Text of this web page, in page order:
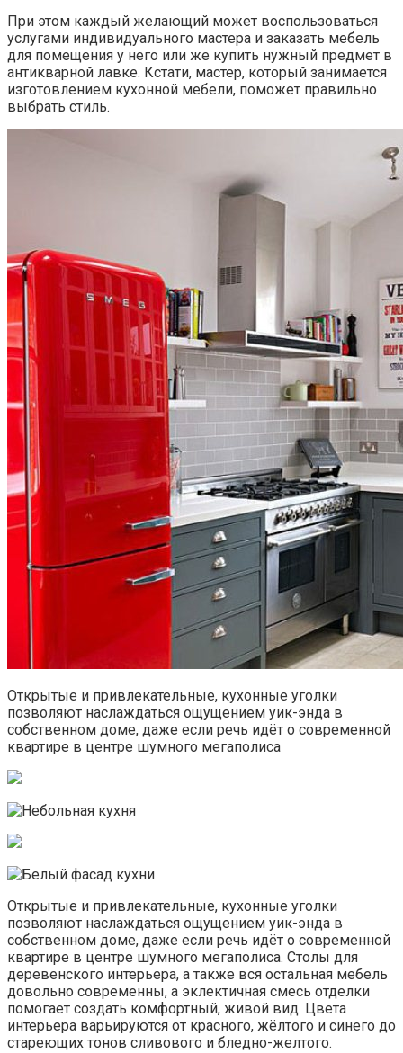
При этом каждый желающий может воспользоваться
услугами индивидуального мастера и заказать мебель
для помещения у него или же купить нужный предмет в
антикварной лавке. Кстати, мастер, который занимается
изготовлением кухонной мебели, поможет правильно
выбрать стиль.
Открытые и привлекательные, кухонные уголки
позволяют наслаждаться ощущением уик-энда в
собственном доме, даже если речь идёт о современной
квартире в центре шумного мегаполиса
Открытые и привлекательные, кухонные уголки
позволяют наслаждаться ощущением уик-энда в
собственном доме, даже если речь идёт о современной
квартире в центре шумного мегаполиса. Столы для
деревенского интерьера, а также вся остальная мебель
довольно современны, а эклектичная смесь отделки
помогает создать комфортный, живой вид. Цвета
интерьера варьируются от красного, жёлтого и синего до
стареющих тонов сливового и бледно-желтого.